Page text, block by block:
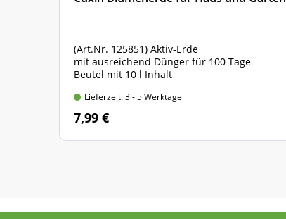
(Art.Nr. 125851) Aktiv-Erde
mit ausreichend Dünger für 100 Tage
Beutel mit 10 l Inhalt
Lieferzeit: 3 - 5 Werktage
7,99 €